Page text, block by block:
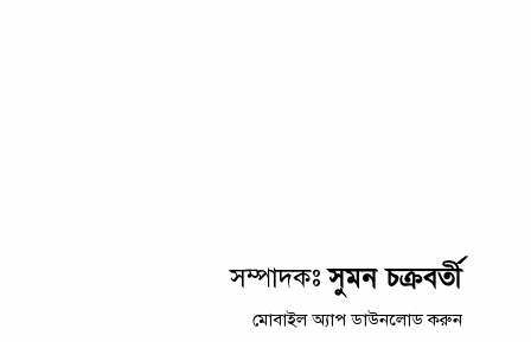
সম্পাদকঃসুমন চক্রবর্তী
মোবাইল অ্যাপ ডাউনলোড করুন